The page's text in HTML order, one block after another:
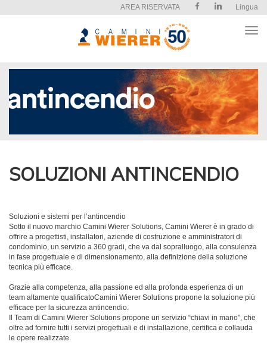
AREA RISERVATA Lingua
Apri
SOLUZIONI ANTINCENDIO
Soluzioni e sistemi per l’antincendio
Sotto il nuovo marchio Camini Wierer Solutions, Camini Wierer è in grado di
offrire a progettisti, installatori, aziende di costruzione e amministratori di
condominio, un servizio a 360 gradi, che va dal sopralluogo, alla consulenza
in fase progettuale e di dimensionamento, alla definizione della soluzione
tecnica più efficace.
Grazie alla competenza, alla passione ed alla profonda esperienza di un
team altamente qualificatoCamini Wierer Solutions propone la soluzione più
efficace per la sicurezza antincendio.
Il Team di Camini Wierer Solutions propone un servizio “chiavi in mano”, che
oltre ad fornire tutti i servizi progettuali e di installazione, certifica e collauda
le opere realizzate.